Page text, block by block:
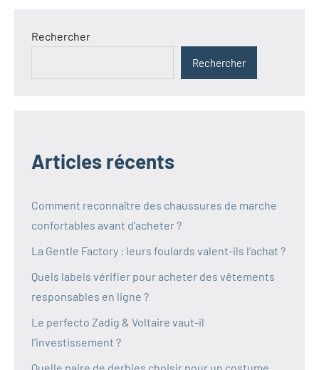
Rechercher
Rechercher
Articles récents
Comment reconnaître des chaussures de marche
confortables avant d’acheter ?
La Gentle Factory : leurs foulards valent-ils l’achat ?
Quels labels vérifier pour acheter des vêtements
responsables en ligne ?
Le perfecto Zadig & Voltaire vaut-il
l’investissement ?
Quelle paire de derbies choisir pour un costume